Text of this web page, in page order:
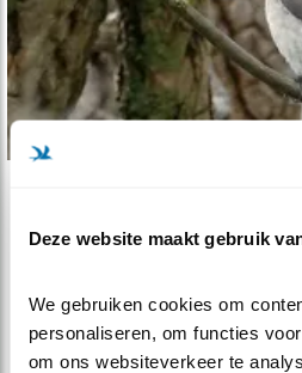
Deze website maakt gebruik
We gebruiken cookies om
personaliseren, om functies
om ons websiteverkeer te
Nu te zien: de bonte
vliegenvanger in volle gang.